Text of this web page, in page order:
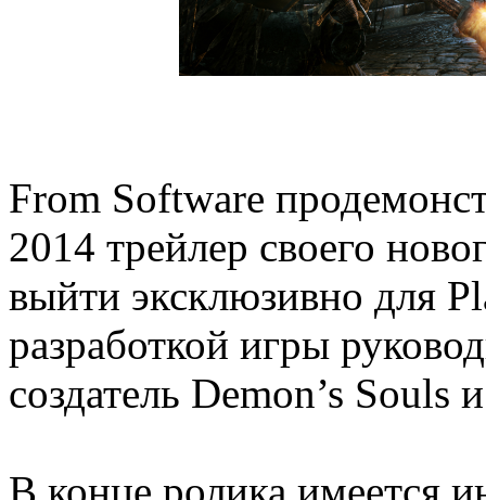
From Software
2014 трейлер своего
выйти эксклюзивно для
разработкой игры
создатель Demon’s Souls